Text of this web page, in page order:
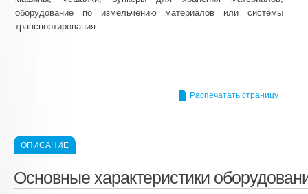
оборудование по измельчению материалов или системы
транспортирования.
Распечатать страницу
ОПИСАНИЕ
Основные характеристики